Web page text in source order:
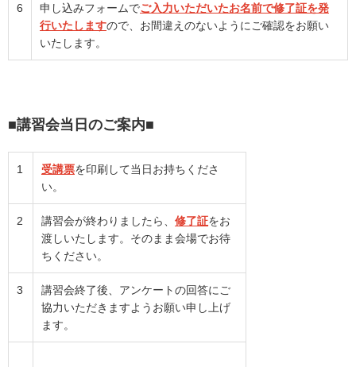
6 申し込みフォームでご入力いただいたお名前で修了証を発
行いたしますので、お間違えのないようにご確認をお願い
いたします。
■講習会当日のご案内■
1 受講票を印刷して当日お持ちくださ
い。
2 講習会が終わりましたら、 修了証をお
渡しいたします。そのまま会場でお待
ちください。
3
講習会終了後、アンケートの回答にご
協力いただきますようお願い申し上げ
ます。